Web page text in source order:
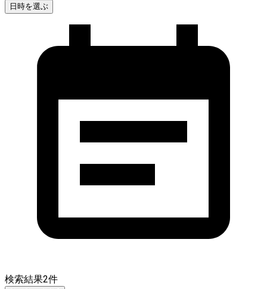
日時を選ぶ
検索結果2件